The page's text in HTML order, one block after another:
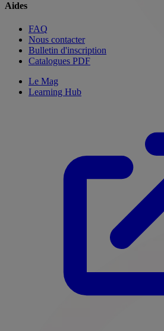
Aides
FAQ
Nous contacter
Bulletin d'inscription
Catalogues PDF
Le Mag
Learning Hub